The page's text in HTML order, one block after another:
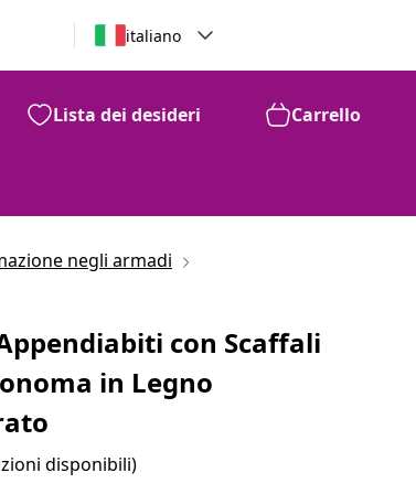
italiano
Lista dei desideri Carrello
negli armadi
con Scaffali
in Legno
disponibili)